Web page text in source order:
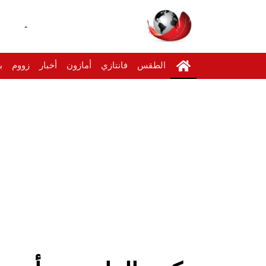
-
الطقس فانتازي أمازون أخبار زووم